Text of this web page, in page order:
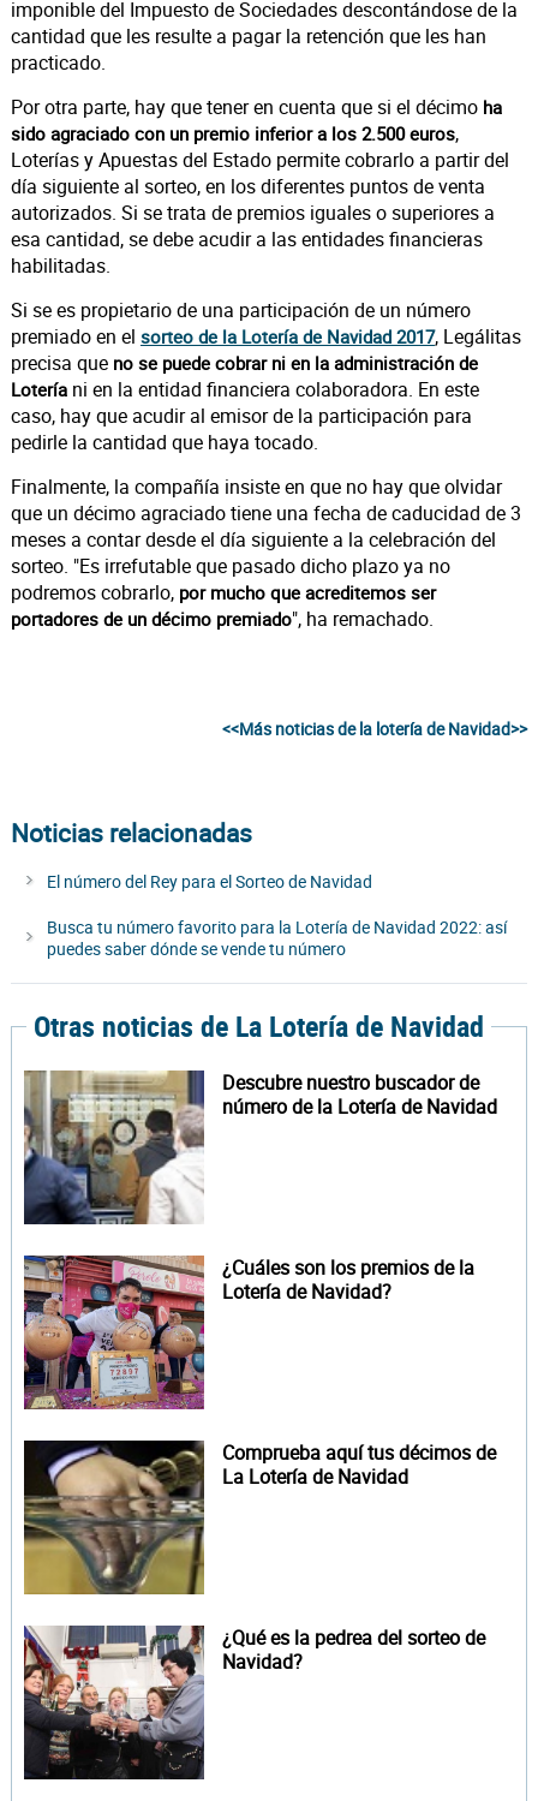
imponible del Impuesto de Sociedades descontándose de la
cantidad que les resulte a pagar la retención que les han
practicado.
Por otra parte, hay que tener en cuenta que si el décimo ha
sido agraciado con un premio inferior a los 2.500 euros,
Loterías y Apuestas del Estado permite cobrarlo a partir del
día siguiente al sorteo, en los diferentes puntos de venta
autorizados. Si se trata de premios iguales o superiores a
esa cantidad, se debe acudir a las entidades financieras
habilitadas.
Si se es propietario de una participación de un número
premiado en el sorteo de la Lotería de Navidad 2017, Legálitas
precisa queno se puede cobrar ni en la administración de
Lotería ni en la entidad financiera colaboradora. En este
caso, hay que acudir al emisor de la participación para
pedirle la cantidad que haya tocado.
Finalmente, la compañía insiste en que no hay que olvidar
que un décimo agraciado tiene una fecha de caducidad de 3
meses a contar desde el día siguiente a la celebración del
sorteo. "Es irrefutable que pasado dicho plazo ya no
podremos cobrarlo, por mucho que acreditemos ser
portadores de un décimo premiado", ha remachado.
<<Más noticias de la lotería de Navidad>>
Noticias relacionadas
El número del Rey para el Sorteo de Navidad
Busca tu número favorito para la Lotería de Navidad 2022: así
puedes saber dónde se vende tu número
Otras noticias de La Lotería de Navidad
Descubre nuestro buscador de
número de la Lotería de Navidad
¿Cuáles son los premios de la
Lotería de Navidad?
Comprueba aquí tus décimos de
La Lotería de Navidad
¿Qué es la pedrea del sorteo de
Navidad?